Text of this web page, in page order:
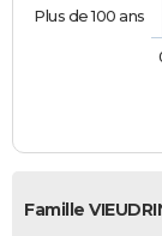
Plus de 100 ans
Famille